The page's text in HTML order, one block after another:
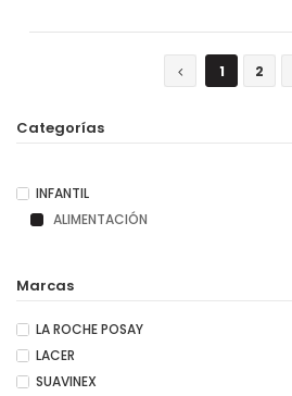
1
2
Categorías
INFANTIL
ALIMENTACIÓN
Marcas
LA ROCHE POSAY
LACER
SUAVINEX